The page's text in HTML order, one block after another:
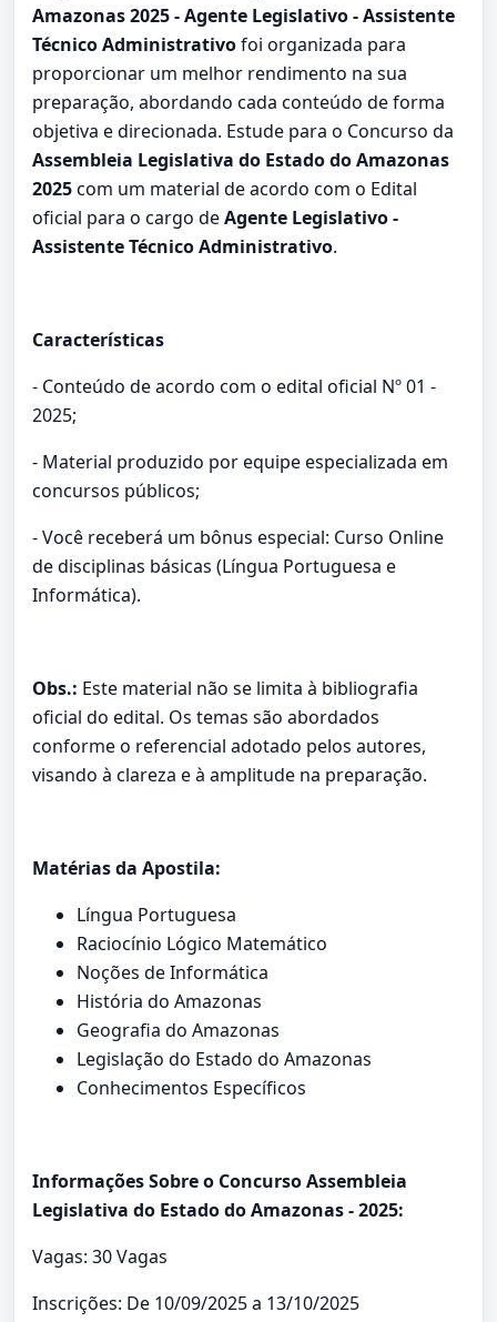
Amazonas 2025 - Agente Legislativo - Assistente
Técnico Administrativofoi organizada para
proporcionar um melhor rendimento na sua
preparação, abordando cada conteúdo de forma
objetiva e direcionada. Estude para o Concurso da
Assembleia Legislativa do Estado do Amazonas
2025com um material de acordo com o Edital
oficial para o cargo deAgente Legislativo -
Assistente Técnico Administrativo.
Características
- Conteúdo de acordo com o edital oficial Nº 01 -
2025;
- Material produzido por equipe especializada em
concursos públicos;
- Você receberá um bônus especial: Curso Online
de disciplinas básicas (Língua Portuguesa e
Informática).
Obs.: Este material não se limita à bibliografia
oficial do edital. Os temas são abordados
conforme o referencial adotado pelos autores,
visando à clareza e à amplitude na preparação.
Matérias da Apostila:
Língua Portuguesa
Raciocínio Lógico Matemático
Noções de Informática
História do Amazonas
Geografia do Amazonas
Legislação do Estado do Amazonas
Conhecimentos Específicos
Informações Sobre o Concurso Assembleia
Legislativa do Estado do Amazonas - 2025:
Vagas: 30 Vagas
Inscrições: De 10/09/2025 a 13/10/2025